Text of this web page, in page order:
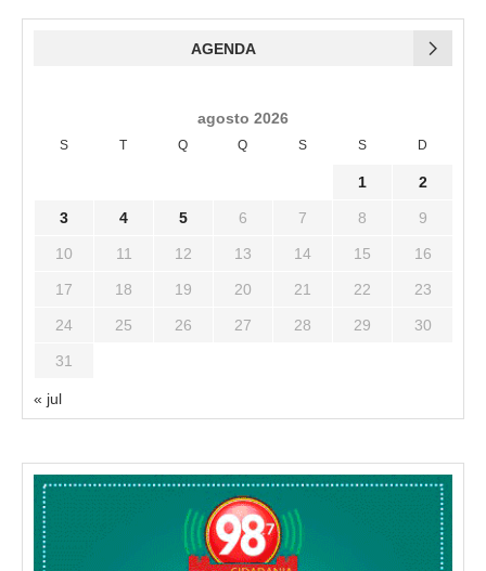
AGENDA
agosto 2026
S T Q Q S S D
1 2
3 4 5 6 7 8 9
10 11 12 13 14 15 16
17 18 19 20 21 22 23
24 25 26 27 28 29 30
31
« jul